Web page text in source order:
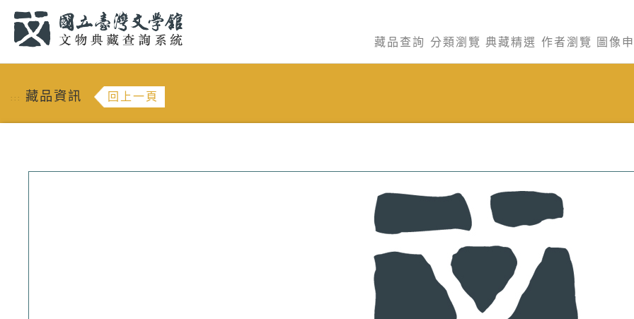
藏品查詢 分類瀏覽 典藏精選 作者瀏覽 圖像
::: 藏品資訊 回上一頁